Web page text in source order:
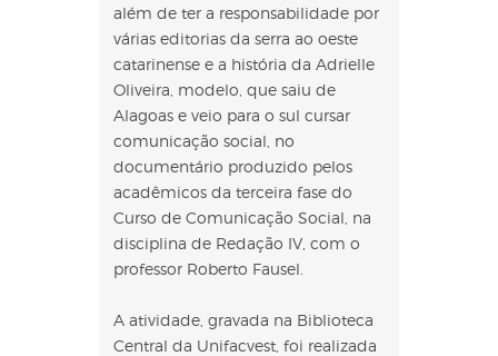
além de ter a responsabilidade por
várias editorias da serra ao oeste
catarinense e a história da Adrielle
Oliveira, modelo, que saiu de
Alagoas e veio para o sul cursar
comunicação social, no
documentário produzido pelos
acadêmicos da terceira fase do
Curso de Comunicação Social, na
disciplina de Redação IV, com o
professor Roberto Fausel.
A atividade, gravada na Biblioteca
Central da Unifacvest, foi realizada